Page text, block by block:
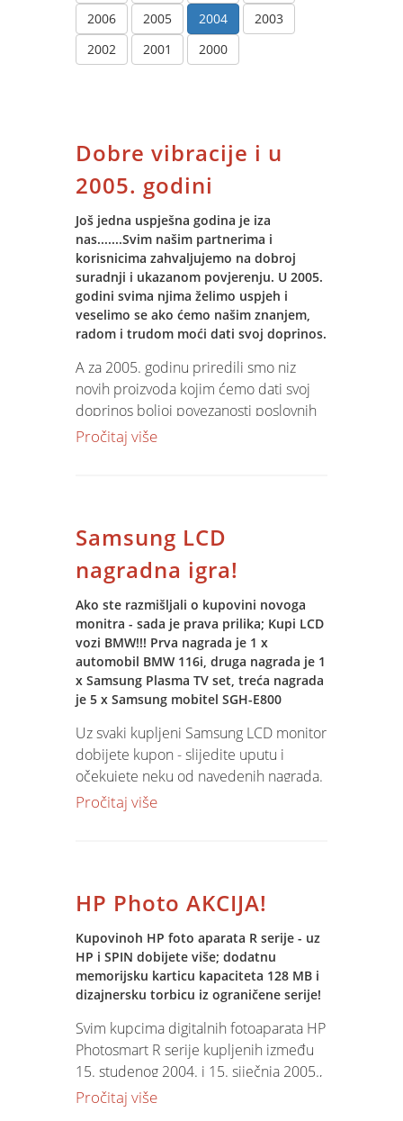
2006
2005 2004
2003
2002
2001 2000
Dobre vibracije i u
2005. godini
Još jedna uspješna godina je iza
nas.......Svim našim partnerima i
korisnicima zahvaljujemo na dobroj
suradnji i ukazanom povjerenju. U 2005.
godini svima njima želimo uspjeh i
veselimo se ako ćemo našim znanjem,
radom i trudom moći dati svoj doprinos.
A za 2005. godinu priredili smo niz
novih proizvoda kojim ćemo dati svoj
doprinos boljoj povezanosti poslovnih
aktivnosti, kontroli procesa i
2005.
Pročitaj više
Samsung LCD
nagradna igra!
Ako ste razmišljali o kupovini novoga
monitra - sada je prava prilika; Kupi LCD
vozi BMW!!! Prva nagrada je 1 x
automobil BMW 116i, druga nagrada je 1
x Samsung Plasma TV set, treća nagrada
je 5 x Samsung mobitel SGH-E800
Uz svaki kupljeni Samsung LCD monitor
dobijete kupon - slijedite uputu i
očekujete neku od navedenih nagrada.
Cijene monitora pogledajte na
Pročitaj više
HP Photo AKCIJA!
Kupovinoh HP foto aparata R serije - uz
HP i SPIN dobijete više; dodatnu
memorijsku karticu kapaciteta 128 MB i
dizajnersku torbicu iz ograničene serije!
Svim kupcima digitalnih fotoaparata HP
Photosmart R serije kupljenih između
15. studenog 2004. i 15. siječnja 2005.,
što uključuje digitalni fotoaparat HP
Pročitaj više